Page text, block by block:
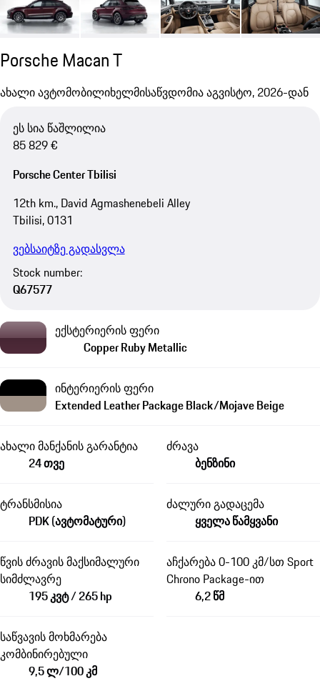
Porsche Macan T
ახალი ავტომობილიხელმისაწვდომია აგვისტო, 2026-დან
ეს სია წაშლილია
85 829 €
Porsche Center Tbilisi
12th km., David Agmashenebeli Alley
Tbilisi, 0131
ვებსაიტზე გადასვლა
Stock number:
Q67577
ექსტერიერის ფერი
Copper Ruby Metallic
ინტერიერის ფერი
Extended Leather Package Black/Mojave Beige
ახალი მანქანის გარანტია
24 თვე
ძრავა
ბენზინი
ტრანსმისია
PDK (ავტომატური)
ძალური გადაცემა
ყველა წამყვანი
წვის ძრავის მაქსიმალური
სიმძლავრე
195 კვტ / 265 hp
აჩქარება 0-100 კმ/სთ Sport
Chrono Package-ით
6,2 წმ
საწვავის მოხმარება
კომბინირებული
9,5 ლ/100 კმ